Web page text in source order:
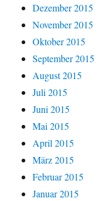
Dezember 2015
November 2015
Oktober 2015
September 2015
August 2015
Juli 2015
Juni 2015
Mai 2015
April 2015
März 2015
Februar 2015
Januar 2015